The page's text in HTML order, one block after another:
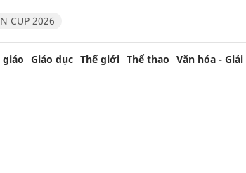
CUP 2026
giáo Giáo dục Thế giới Thể thao Văn hóa -